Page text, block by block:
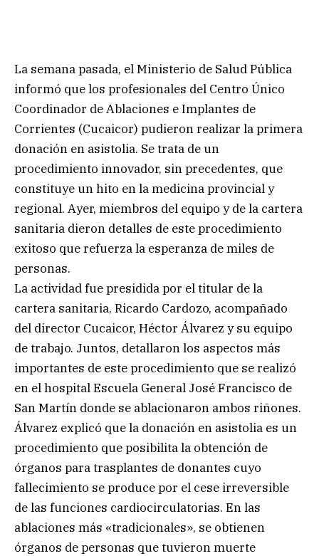
La semana pasada, el Ministerio de Salud Pública
informó que los profesionales del Centro Único
Coordinador de Ablaciones e Implantes de
Corrientes (Cucaicor) pudieron realizar la primera
donación en asistolia. Se trata de un
procedimiento innovador, sin precedentes, que
constituye un hito en la medicina provincial y
regional. Ayer, miembros del equipo y de la cartera
sanitaria dieron detalles de este procedimiento
exitoso que refuerza la esperanza de miles de
personas.
La actividad fue presidida por el titular de la
cartera sanitaria, Ricardo Cardozo, acompañado
del director Cucaicor, Héctor Álvarez y su equipo
de trabajo. Juntos, detallaron los aspectos más
importantes de este procedimiento que se realizó
en el hospital Escuela General José Francisco de
San Martín donde se ablacionaron ambos riñones.
Álvarez explicó que la donación en asistolia es un
procedimiento que posibilita la obtención de
órganos para trasplantes de donantes cuyo
fallecimiento se produce por el cese irreversible
de las funciones cardiocirculatorias. En las
ablaciones más «tradicionales», se obtienen
órganos de personas que tuvieron muerte